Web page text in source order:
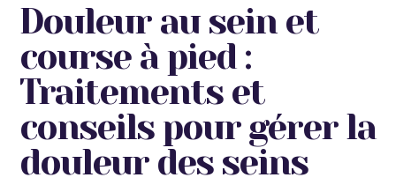
Douleur au sein et
course à pied :
Traitements et
conseils pour gérer la
douleur des seins